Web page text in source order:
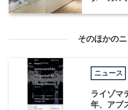
そのほかの
ニュース
ライゾマ
年、アブ